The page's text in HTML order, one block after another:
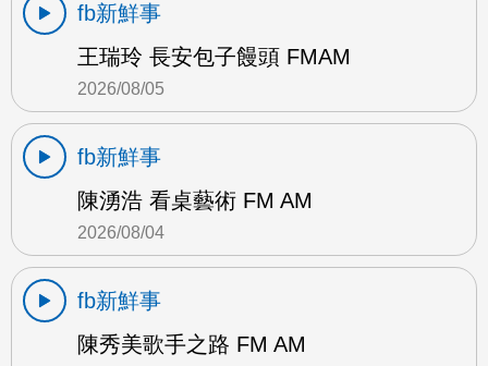
fb新鮮事
王瑞玲 長安包子饅頭 FMAM
2026/08/05
fb新鮮事
陳湧浩 看桌藝術 FM AM
2026/08/04
fb新鮮事
陳秀美歌手之路 FM AM